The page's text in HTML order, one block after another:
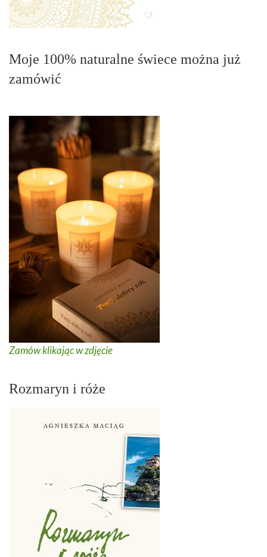
Moje 100% naturalne świece można już
zamówić
Zamów klikając w zdjęcie
Rozmaryn i róże